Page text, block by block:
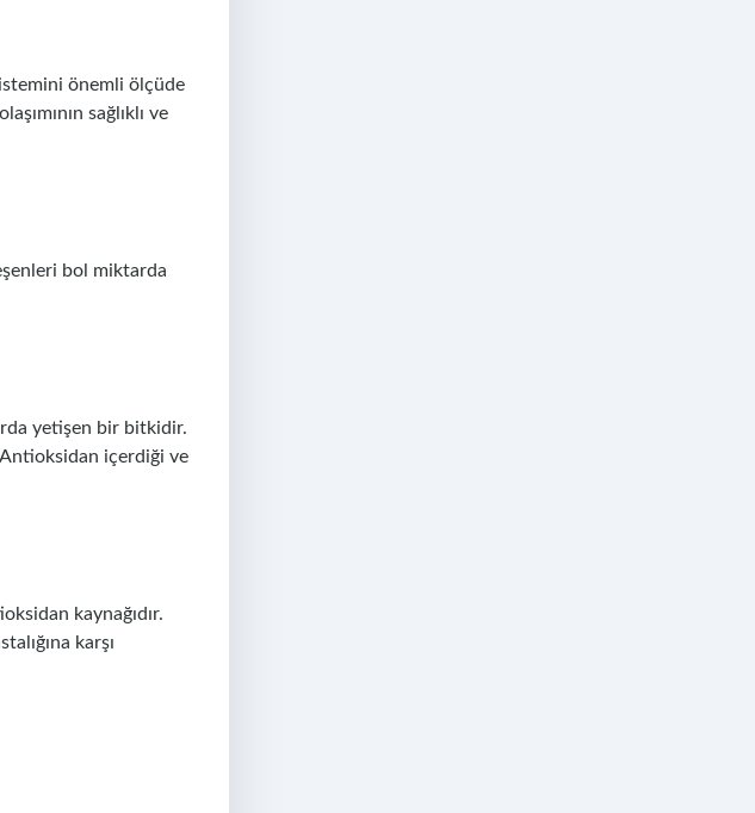
önemli ölçüde
sağlıklı ve
bol miktarda
yetişen bir bitkidir.
içerdiği ve
kaynağıdır.
karşı